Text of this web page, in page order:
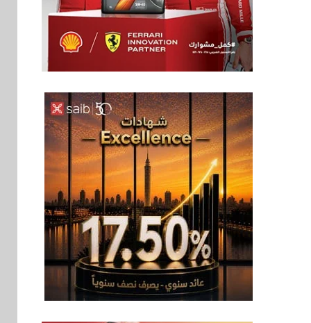
6 بنوك
بنك QNB مصر يعزز
جاهزية المشروعات
الصغيرة والمتوسطة
للنمو والتوسع
7
اخبار
فيكسد مصر و”حلول”
تتشاركان في تطوير
أول منصة للسياحة
الصحية في مصر
والشرق الأوسط
وأفريقيا Tour4Cure
8